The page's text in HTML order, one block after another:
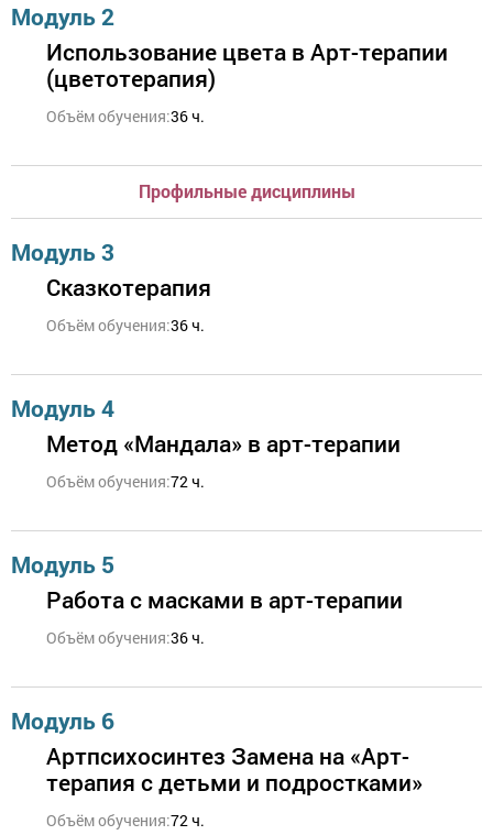
Модуль 2
Использование цвета в Арт-терапии
(цветотерапия)
Объём обучения:36 ч.
Профильные дисциплины
Модуль 3
Сказкотерапия
Объём обучения:36 ч.
Модуль 4
Метод «Мандала» в арт-терапии
Объём обучения:72 ч.
Модуль 5
Работа с масками в арт-терапии
Объём обучения:36 ч.
Модуль 6
Артпсихосинтез Замена на «Арт-
терапия с детьми и подростками»
Объём обучения:72 ч.